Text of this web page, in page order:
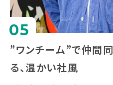
05
”ワンチーム”で仲間
る、温かい社風